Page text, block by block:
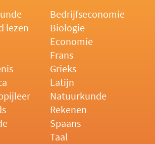
Bedrijfseconomie
lezen
Biologie
Economie
Frans
Grieks
Latijn
Natuurkunde
Rekenen
Spaans
Taal